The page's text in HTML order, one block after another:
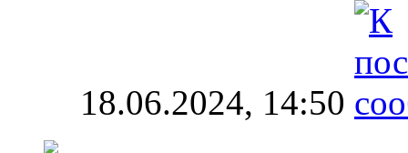
18.06.2024, 14:50